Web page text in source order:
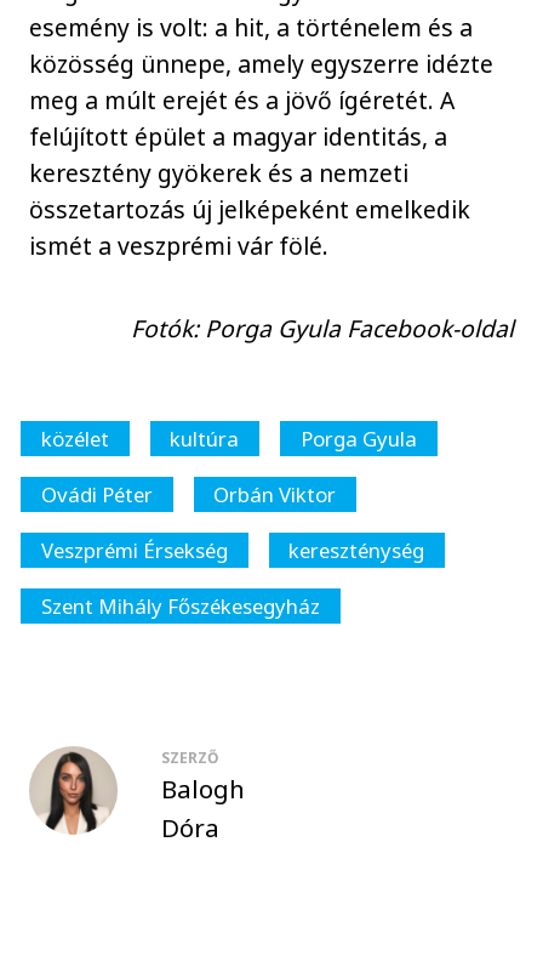
esemény is volt: a hit, a történelem és a
közösség ünnepe, amely egyszerre idézte
meg a múlt erejét és a jövő ígéretét. A
felújított épület a magyar identitás, a
keresztény gyökerek és a nemzeti
összetartozás új jelképeként emelkedik
ismét a veszprémi vár fölé.
Fotók: Porga Gyula Facebook-oldal
közélet kultúra
Porga Gyula
Ovádi Péter
Orbán Viktor
Veszprémi Érsekség
kereszténység
Szent Mihály Főszékesegyház
SZERZŐ
Balogh
Dóra